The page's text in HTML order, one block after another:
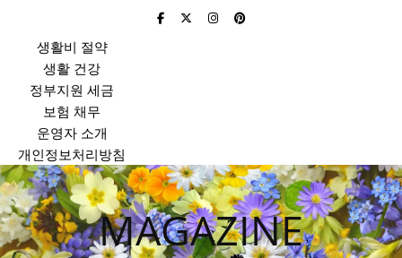
생활비 절약
생활 건강
정부지원 세금
보험 채무
운영자 소개
개인정보처리방침
MAGAZINE